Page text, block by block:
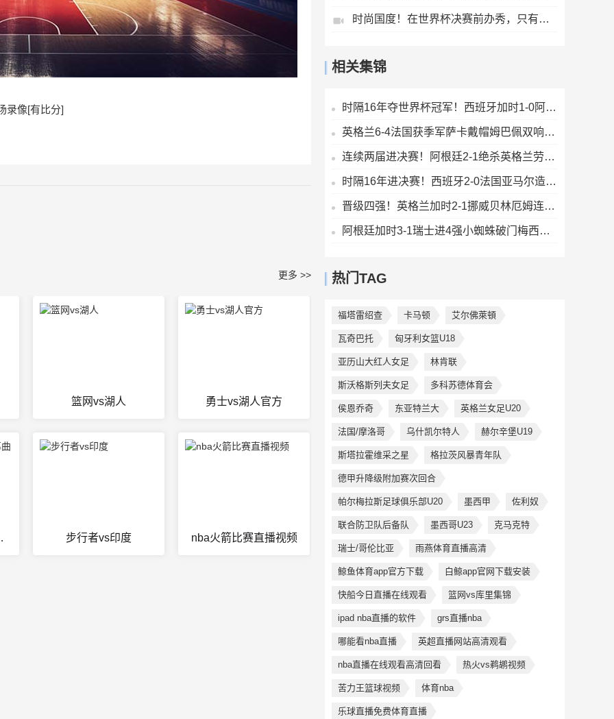
录像[有比分]
更多 >>
篮网vs湖人 勇士vs湖人官方
曲 步行者vs印度 nba火箭比赛直播视频
时尚国度！在世界杯决赛前办秀，只有法国人敢这么做！
相关集锦
时隔16年夺世界杯冠军！西班牙加时1-0阿根廷费兰制胜恩佐染红
英格兰6-4法国获季军萨卡戴帽姆巴佩双响创纪录奥利塞2助+失良机
连续两届进决赛！阿根廷2-1绝杀英格兰劳塔罗恩佐破门梅西两助攻
时隔16年进决赛！西班牙2-0法国亚马尔造点奥亚萨瓦尔、波罗破门
晋级四强！英格兰加时2-1挪威贝林厄姆连场双响谢尔德鲁普破门
阿根廷加时3-1瑞士进4强小蜘蛛破门梅西助攻麦卡恩博洛假摔染红
热门TAG
福塔雷绍查 卡马顿 艾尔佛萊頓
瓦奇巴托 匈牙利女篮U18
亚历山大红人女足 林肯联
斯沃格斯列夫女足 多科苏德体育会
侯恩乔奇 东亚特兰大 英格兰女足U20
法国/摩洛哥 乌什凯尔特人 赫尔辛堡U19
斯塔拉霍维采之星 格拉茨风暴青年队
德甲升降级附加赛次回合
帕尔梅拉斯足球俱乐部U20 墨西甲 佐利奴
联合防卫队后备队 墨西哥U23 克马克特
瑞士/哥伦比亚 雨燕体育直播高清
鲸鱼体育app官方下载 白鲸app官网下载安装
快船今日直播在线观看 篮网vs库里集锦
ipad nba直播的软件 grs直播nba
哪能看nba直播 英超直播网站高清观看
nba直播在线观看高清回看 热火vs鹈鹕视频
苦力王篮球视频 体育nba
乐球直播免费体育直播